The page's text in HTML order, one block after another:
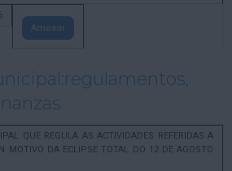
Amosar
QUE REGULA AS ACTIVIDADES REFERIDAS A
MOTIVO DA ECLIPSE TOTAL DO 12 DE AGOSTO